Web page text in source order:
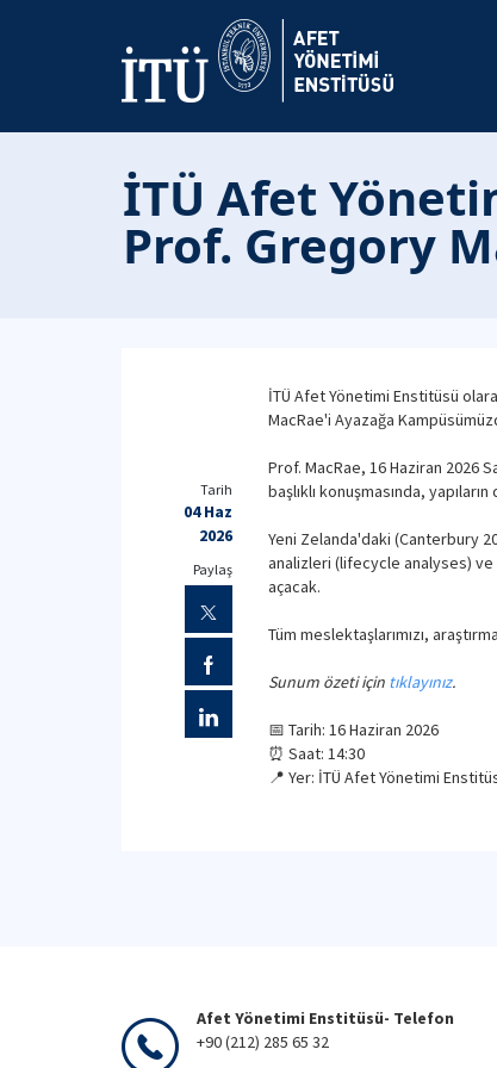
İTÜ Afet
Prof. Gregory
İTÜ Afet Yönetimi Enstitüsü
MacRae'i Ayazağa
Prof. MacRae, 16 Haziran 2026
başlıklı konuşmasında,
Yeni Zelanda'daki (Canterbury
analizleri (lifecycle analyses) ve
açacak.
Tüm meslektaşlarımızı,
Sunum özeti için tıklayınız.
📅 Tarih: 16 Haziran 2026
⏰ Saat: 14:30
📍 Yer: İTÜ Afet Yönetimi
Tarih
04 Haz
2026
Paylaş
Afet Yönetimi Enstitüsü- Telefon
+90 (212) 285 65 32